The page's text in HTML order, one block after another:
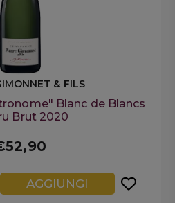
& FILS
Blanc de Blancs
Brut 2020
AGGIUNGI